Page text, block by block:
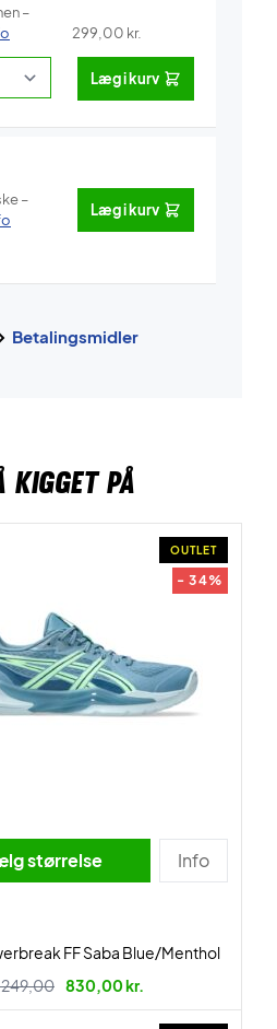
–
299,00 kr.
Læg i kurv
–
Læg i kurv
Betalingsmidler
KIGGET PÅ
OUTLET
- 34%
Vælg størrelse Info
FF Saba Blue/Menthol
830,00 kr.